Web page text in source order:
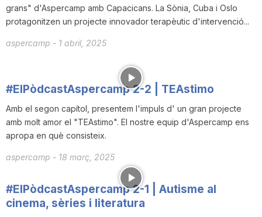
T
r
grans" d'Aspercamp amb Capacicans. La Sònia, Cuba i Oslo
protagonitzen un projecte innovador terapèutic d'intervenció...
aspercamp - 1 abril, 2025
#ElPòdcastAspercamp 2-2 | TEAstimo
Amb el segon capítol, presentem l'impuls d' un gran projecte
amb molt amor el "TEAstimo". El nostre equip d'Aspercamp ens
apropa en què consisteix.
aspercamp - 18 març, 2025
#ElPòdcastAspercamp 2-1 | Autisme al
cinema, sèries i literatura